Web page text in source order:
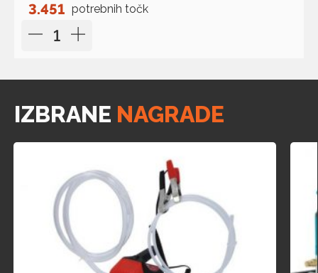
3.451 potrebnih točk
IZBRANE NAGRADE